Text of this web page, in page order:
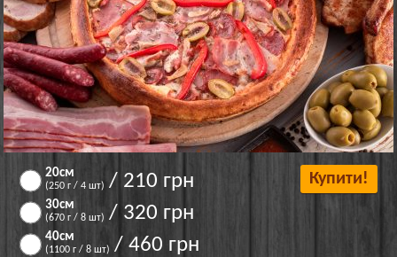
20см
(250 г / 4 шт) / 210 грн
30см
(670 г / 8 шт) / 320 грн
40см
(1100 г / 8 шт) / 460 грн
Купити!